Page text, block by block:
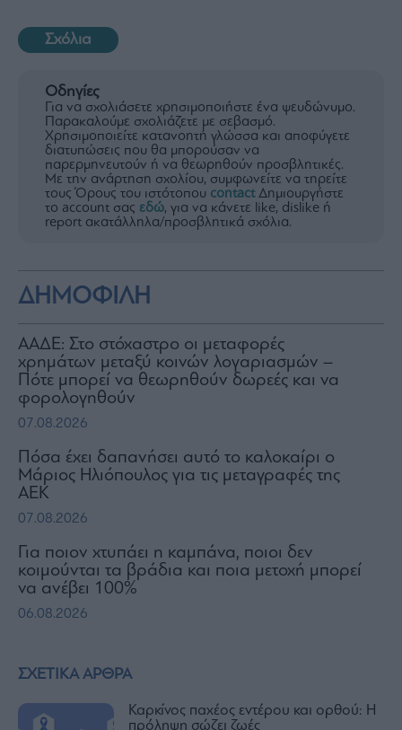
ΣΧΕΤΙΚΑ ΑΡΘΡΑ
Καρκίνος παχέος εντέρου και ορθού: Η
πρόληψη σώζει ζωές
Σχόλια
Οδηγίες
Για να σχολιάσετε χρησιμοποιήστε ένα ψευδώνυμο.
Παρακαλούμε σχολιάζετε με σεβασμό.
Χρησιμοποιείτε κατανοητή γλώσσα και αποφύγετε
διατυπώσεις που θα μπορούσαν να
παρερμηνευτούν ή να θεωρηθούν προσβλητικές.
Με την ανάρτηση σχολίου, συμφωνείτε να τηρείτε
τους Όρους του ιστότοπου contactΔημιουργήστε
το account σας εδώ, για να κάνετε like, dislike ή
report ακατάλληλα/προσβλητικά σχόλια.
ΔΗΜΟΦΙΛΗ
ΑΑΔΕ: Στο στόχαστρο οι μεταφορές
χρημάτων μεταξύ κοινών λογαριασμών –
Πότε μπορεί να θεωρηθούν δωρεές και να
φορολογηθούν
07.08.2026
Πόσα έχει δαπανήσει αυτό το καλοκαίρι ο
Μάριος Ηλιόπουλος για τις μεταγραφές της
ΑΕΚ
07.08.2026
Για ποιον χτυπάει η καμπάνα, ποιοι δεν
κοιμούνται τα βράδια και ποια μετοχή μπορεί
να ανέβει 100%
06.08.2026